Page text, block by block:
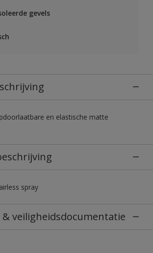
gevels
en elastische matte
spray
& veiligheidsdocumentatie